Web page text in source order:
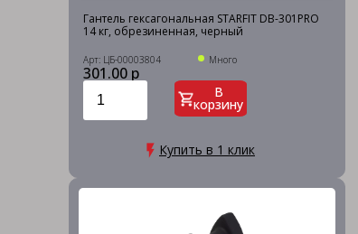
Гантель гексагональная STARFIT DB-301PRO
14 кг, обрезиненная, черный
Арт: ЦБ-00003804 Много
301.00 р
В
корзину
Купить в 1 клик